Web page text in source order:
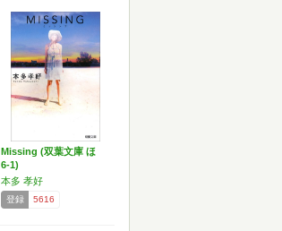
Missing (双葉文庫 ほ
6-1)
本多 孝好
登録 5616